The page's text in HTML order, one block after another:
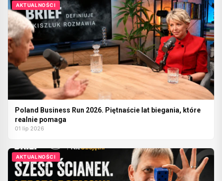
AKTUALNOŚCI
Poland Business Run 2026. Piętnaście lat biegania, które
realnie pomaga
01 lip 2026
AKTUALNOŚCI